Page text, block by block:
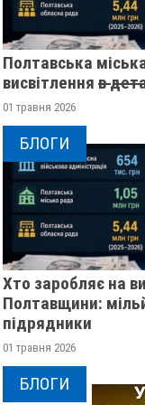
Полтавська
висвітлення в̶
01 травня 2026
БЛОГИ
Хто заробляє на
Полтавщини:
підрядники
01 травня 2026
БЛОГИ